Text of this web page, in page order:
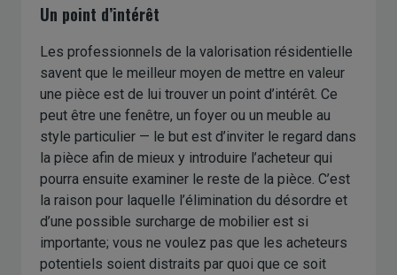
Un point d’intérêt
Les professionnels de la valorisation résidentielle
savent que le meilleur moyen de mettre en valeur
une pièce est de lui trouver un point d’intérêt. Ce
peut être une fenêtre, un foyer ou un meuble au
style particulier — le but est d’inviter le regard dans
la pièce afin de mieux y introduire l’acheteur qui
pourra ensuite examiner le reste de la pièce. C’est
la raison pour laquelle l’élimination du désordre et
d’une possible surcharge de mobilier est si
importante; vous ne voulez pas que les acheteurs
potentiels soient distraits par quoi que ce soit